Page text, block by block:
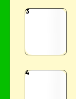
3
4